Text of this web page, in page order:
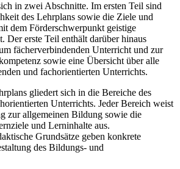
in zwei Abschnitte. Im ersten Teil sind
des Lehrplans sowie die Ziele und
dem Förderschwerpunkt geistige
Der erste Teil enthält darüber hinaus
fächerverbindenden Unterricht und zur
sowie eine Übersicht über alle
und fachorientierten Unterrichts.
gliedert sich in die Bereiche des
Unterrichts. Jeder Bereich weist
zur allgemeinen Bildung sowie die
und Lerninhalte aus.
Grundsätze geben konkrete
des Bildungs- und